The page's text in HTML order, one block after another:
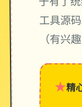
工具源
（有兴
★精